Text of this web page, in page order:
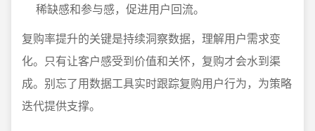
稀缺感和参与感，促进用户回流。
复购率提升的关键是持续洞察数据，理解用户需求变
化。只有让客户感受到价值和关怀，复购才会水到渠
成。别忘了用数据工具实时跟踪复购用户行为，为策略
迭代提供支撑。